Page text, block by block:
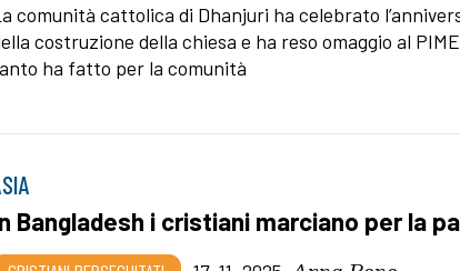
comunità cattolica di Dhanjuri ha celebrato
costruzione della chiesa e ha reso omaggio al
ha fatto per la comunità
Bangladesh i cristiani marciano per la